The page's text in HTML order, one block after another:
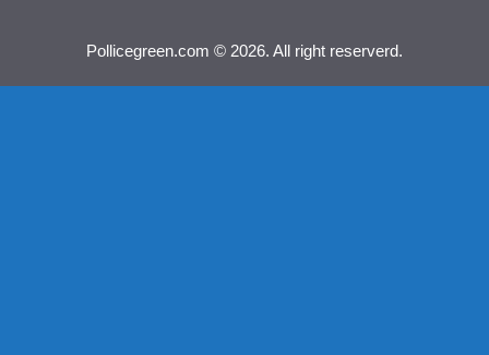
Pollicegreen.com © 2026. All right reserverd.